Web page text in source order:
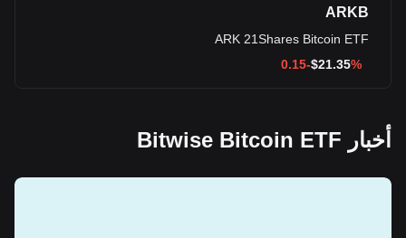
ARKB
ARK 21Shares Bitcoin ETF
$21.35%-0.15
أخبار Bitwise Bitcoin ETF